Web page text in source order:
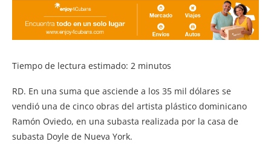
Tiempo de lectura estimado: 2 minutos
RD. En una suma que asciende a los 35 mil dólares se
vendió una de cinco obras del artista plástico dominicano
Ramón Oviedo, en una subasta realizada por la casa de
subasta Doyle de Nueva York.